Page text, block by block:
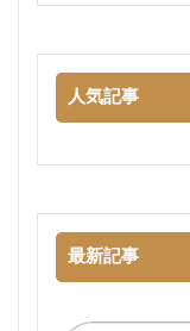
人気記事
最新記事